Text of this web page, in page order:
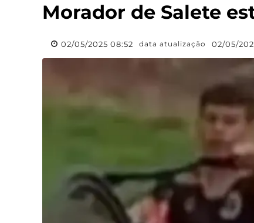
Morador de Salete
02/05/2025 08:52 data atualização 02/05/